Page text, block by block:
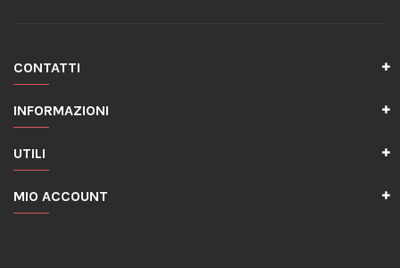
CONTATTI
INFORMAZIONI
UTILI
MIO ACCOUNT